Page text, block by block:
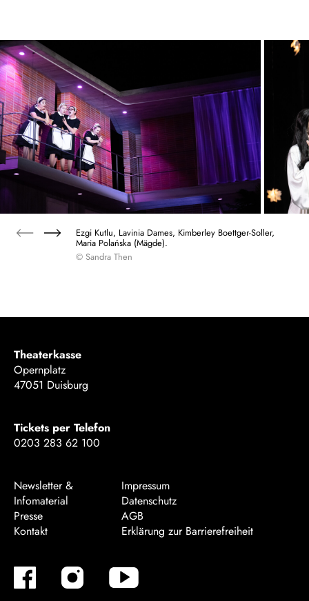
Ezgi Kutlu, Lavinia Dames, Kimberley Boettger-Soller,
Maria Polańska (Mägde).
© Sandra Then
Theaterkasse
Opernplatz
47051 Duisburg
Tickets per Telefon
0203 283 62 100
Newsletter &
Infomaterial
Presse
Kontakt
Impressum
Datenschutz
AGB
Erklärung zur Barrierefreiheit